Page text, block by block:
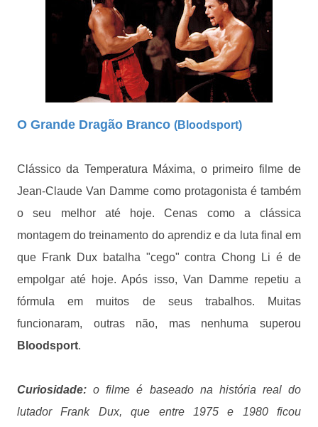
O Grande Dragão Branco (Bloodsport)
Clássico da Temperatura Máxima, o primeiro filme de
Jean-Claude Van Damme como protagonista é também
o seu melhor até hoje. Cenas como a clássica
montagem do treinamento do aprendiz e da luta final em
que Frank Dux batalha "cego" contra Chong Li é de
empolgar até hoje. Após isso, Van Damme repetiu a
fórmula em muitos de seus trabalhos. Muitas
funcionaram, outras não, mas nenhuma superou
Bloodsport.
Curiosidade: o filme é baseado na história real do
lutador Frank Dux, que entre 1975 e 1980 ficou